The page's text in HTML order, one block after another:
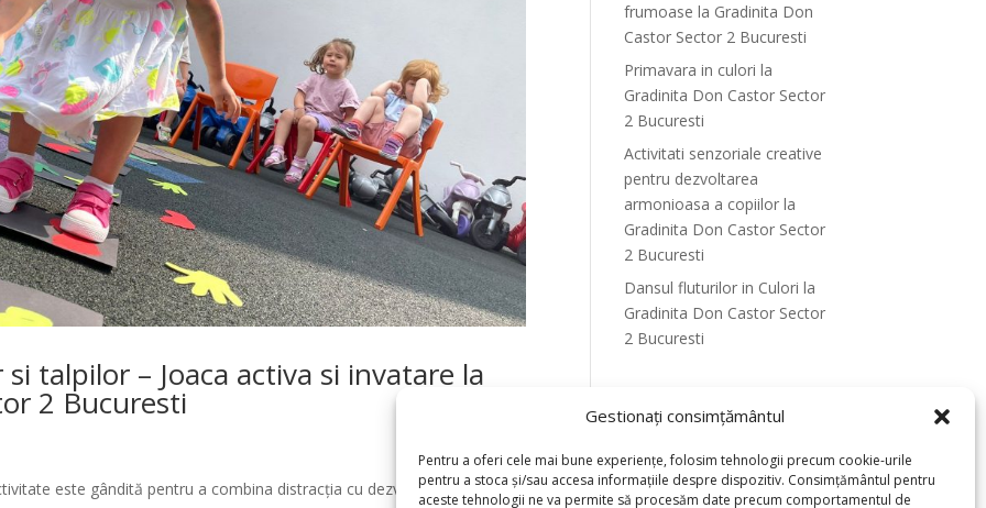
Gestionați consimțământul
Pentru a oferi cele mai bune experiențe, folosim tehnologii precum cookie-urile
pentru a stoca și/sau accesa informațiile despre dispozitiv. Consimțământul pentru
aceste tehnologii ne va permite să procesăm date precum comportamentul de
talpilor – Joaca activa si invatare la
2 Bucuresti
este gândită pentru a combina distracția cu dezvoltarea abilităților
frumoase la Gradinita Don
Castor Sector 2 Bucuresti
Primavara in culori la
Gradinita Don Castor Sector
2 Bucuresti
Activitati senzoriale creative
pentru dezvoltarea
armonioasa a copiilor la
Gradinita Don Castor Sector
2 Bucuresti
Dansul fluturilor in Culori la
Gradinita Don Castor Sector
2 Bucuresti